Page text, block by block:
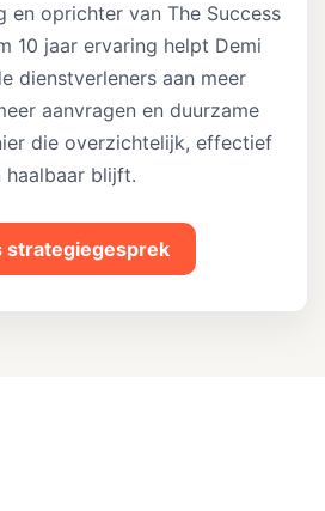
en oprichter van The Success
10 jaar ervaring helpt Demi
dienstverleners aan meer
aanvragen en duurzame
die overzichtelijk, effectief
haalbaar blijft.
strategiegesprek